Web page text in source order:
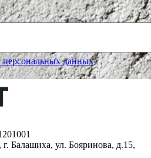
персональных данных>
г. Балашиха, ул. Бояринова, д.15,